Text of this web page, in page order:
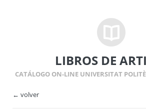
LIBROS DE
CATÁLOGO ON-LINE UNIVERSITAT
← volver